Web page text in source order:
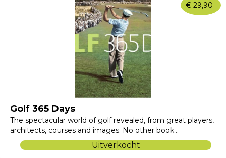
€ 29,90
Golf 365 Days
The spectacular world of golf revealed, from great players,
architects, courses and images. No other book…
Uitverkocht